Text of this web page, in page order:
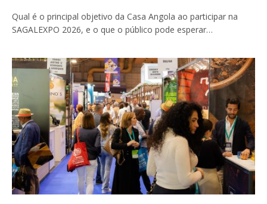
Qual é o principal objetivo da Casa Angola ao participar na
SAGALEXPO 2026, e o que o público pode esperar…